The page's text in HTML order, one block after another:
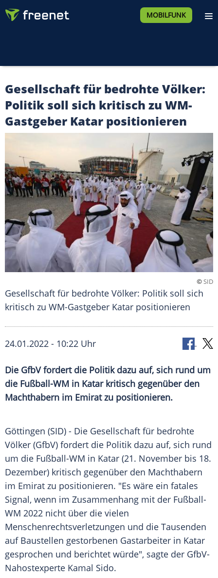
MOBILFUNK
Gesellschaft für bedrohte Völker:
Politik soll sich kritisch zu WM-
Gastgeber Katar positionieren
©SID
Gesellschaft für bedrohte Völker: Politik soll sich
kritisch zu WM-Gastgeber Katar positionieren
24.01.2022 - 10:22 Uhr
Die GfbV fordert die Politik dazu auf, sich rund um
die Fußball-WM in Katarkritisch gegenüber den
Machthabern im Emiratzu positionieren.
Göttingen (SID) - Die Gesellschaft für bedrohte
Völker (GfbV) fordert die Politik dazu auf, sich rund
um die Fußball-WM in Katar (21. November bis 18.
Dezember) kritisch gegenüber den Machthabern
im Emirat zu positionieren. "Es wäre ein fatales
Signal, wenn im Zusammenhang mit der Fußball-
WM 2022 nicht über die vielen
Menschenrechtsverletzungen und die Tausenden
auf Baustellen gestorbenen Gastarbeiter in Katar
gesprochen und berichtet würde", sagte der GfbV-
Nahostexperte Kamal Sido.